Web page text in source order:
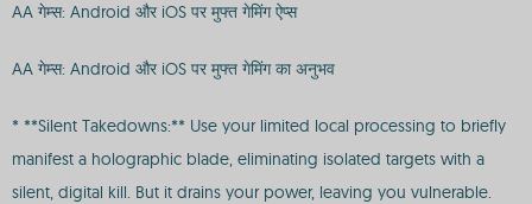
AA गेम्स: Android और iOS पर मुफ्त गेमिंग ऐप्स
AA गेम्स: Android और iOS पर मुफ्त गेमिंग का अनुभव
* **Silent Takedowns:** Use your limited local processing to briefly
manifest a holographic blade, eliminating isolated targets with a
silent, digital kill. But it drains your power, leaving you vulnerable.